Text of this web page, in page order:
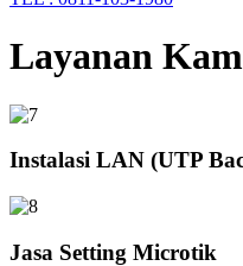
Layanan
Instalasi LAN (UTP
Jasa Setting Microtik